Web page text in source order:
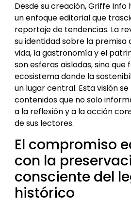
Desde su creación, Griffe
un enfoque editorial que
reportaje de tendencias. La
su identidad sobre la premisa
vida, la gastronomía y el
son esferas aisladas, sino
ecosistema donde la
un lugar central. Esta visión
contenidos que no solo
a la reflexión y a la acción
de sus lectores.
El compromiso
con la
consciente del
histórico